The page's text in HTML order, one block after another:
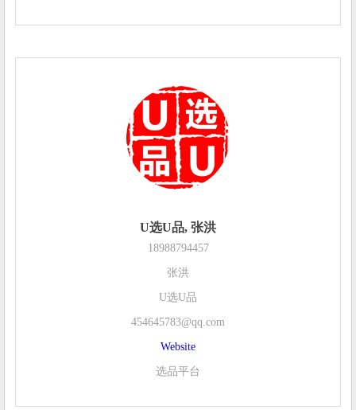
U选U品, 张洪
18988794457
张洪
U选U品
454645783@qq.com
Website
选品平台